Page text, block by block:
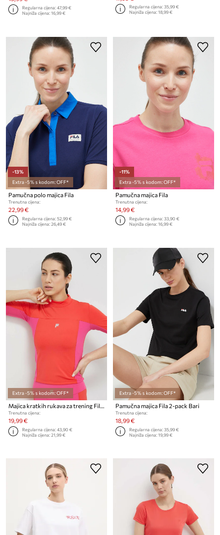
Regularna cijena:47,99 €
Najniža cijena:16,99 €
Regularna cijena:35,99 €
Najniža cijena:18,99 €
-13%
Extra -5% s kodom: OFF*
Pamučna polo majica Fila
Trenutna cijena:
22,99 €
Regularna cijena:52,99 €
Najniža cijena:26,49 €
-11%
Extra -5% s kodom: OFF*
Pamučna majica Fila
Trenutna cijena:
14,99 €
Regularna cijena:33,90 €
Najniža cijena:16,99 €
Extra -5% s kodom: OFF*
Majica kratkih rukava za trening Fila Riva
Trenutna cijena:
19,99 €
Regularna cijena:43,90 €
Najniža cijena:21,99 €
Extra -5% s kodom: OFF*
Pamučna majica Fila 2-pack Bari
Trenutna cijena:
18,99 €
Regularna cijena:35,99 €
Najniža cijena:19,99 €